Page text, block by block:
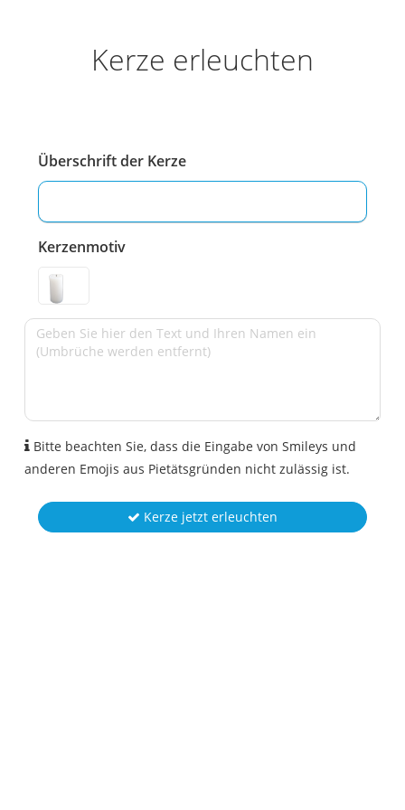
Kerze erleuchten
Überschrift der Kerze
Kerzenmotiv
Bitte beachten Sie, dass die Eingabe von Smileys und
anderen Emojis aus Pietätsgründen nicht zulässig ist.
Kerze jetzt erleuchten